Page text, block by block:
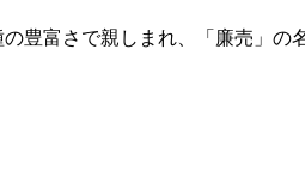
豊富さで親しまれ、「廉売」